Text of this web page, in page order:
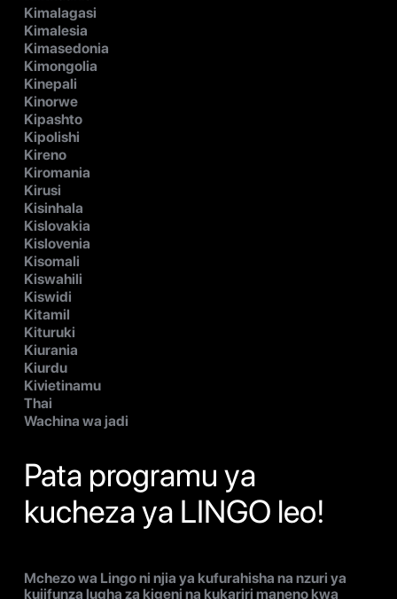
Kimalagasi
Kimalesia
Kimasedonia
Kimongolia
Kinepali
Kinorwe
Kipashto
Kipolishi
Kireno
Kiromania
Kirusi
Kisinhala
Kislovakia
Kislovenia
Kisomali
Kiswahili
Kiswidi
Kitamil
Kituruki
Kiurania
Kiurdu
Kivietinamu
Thai
Wachina wa jadi
Pata programu ya
kucheza ya LINGO leo!
Mchezo wa Lingo ni njia ya kufurahisha na nzuri ya
kujifunza lugha za kigeni na kukariri maneno kwa